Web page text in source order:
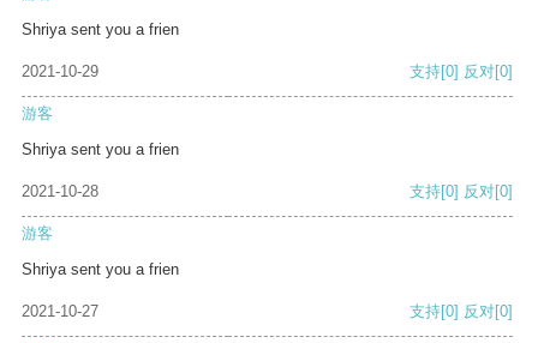
Shriya sent you a frien
2021-10-29 支持[0] 反对[0]
游客
Shriya sent you a frien
2021-10-28 支持[0] 反对[0]
游客
Shriya sent you a frien
2021-10-27 支持[0] 反对[0]